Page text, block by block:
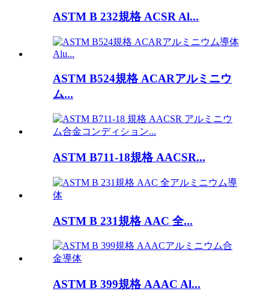
ASTM B 232規格 ACSR Al...
ASTM B524規格 ACARアルミニウ
ム...
ASTM B711-18規格 AACSR...
ASTM B 231規格 AAC 全...
ASTM B 399規格 AAAC Al...